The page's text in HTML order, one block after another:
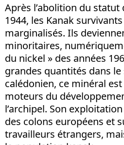
Après l’abolition du statut
1944, les Kanak
marginalisés. Ils
minoritaires,
du nickel » des années
grandes quantités dans
calédonien, ce minéral
moteurs du
l’archipel. Son
des colons européens et
travailleurs étrangers,